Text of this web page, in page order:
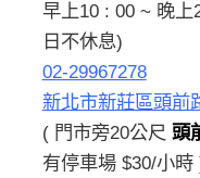
早上10 : 00 ~ 晚上
日不休息)
02-29967278
新北市新莊區頭前
( 門市旁20公尺 頭
有停車場 $30/小時